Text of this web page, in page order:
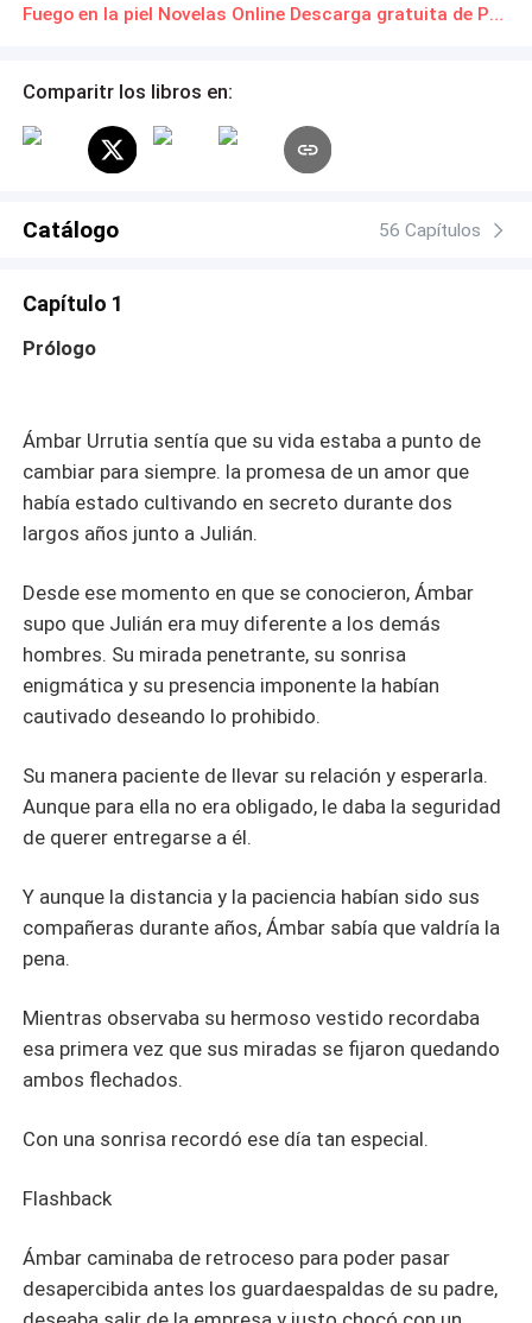
el principio. Y Julián, con su mirada penetrante y su
quién llamaría novia. Momentos llenos de deseo hizo
despertar en ámbar un deseo descontrolado por saber
qué se sentía más allá de un beso. Aunque por un
momento Julián pensó que su tiempo de espera no había
que Julián dejara atrás su control y siguiera su deseo.
¿Qué pasará cuando su relación se haga pública? ¿A
lograrán ser para llevar su relación? ¿Podrán superar los
Es una historia de pasión, deseo y amor verdadero. Una
Fuego en la piel Novelas Online Descarga gratuita de PDF
Comparitr los libros en:
Catálogo 56 Capítulos
Capítulo 1
Prólogo
Ámbar Urrutia sentía que su vida estaba a punto de
cambiar para siempre. la promesa de un amor que
había estado cultivando en secreto durante dos
largos años junto a Julián.
Desde ese momento en que se conocieron, Ámbar
supo que Julián era muy diferente a los demás
hombres. Su mirada penetrante, su sonrisa
enigmática y su presencia imponente la habían
cautivado deseando lo prohibido.
Su manera paciente de llevar su relación y esperarla.
Aunque para ella no era obligado, le daba la seguridad
de querer entregarse a él.
Y aunque la distancia y la paciencia habían sido sus
compañeras durante años, Ámbar sabía que valdría la
pena.
Mientras observaba su hermoso vestido recordaba
esa primera vez que sus miradas se fijaron quedando
ambos flechados.
Con una sonrisa recordó ese día tan especial.
Flashback
Ámbar caminaba de retroceso para poder pasar
desapercibida antes los guardaespaldas de su padre,